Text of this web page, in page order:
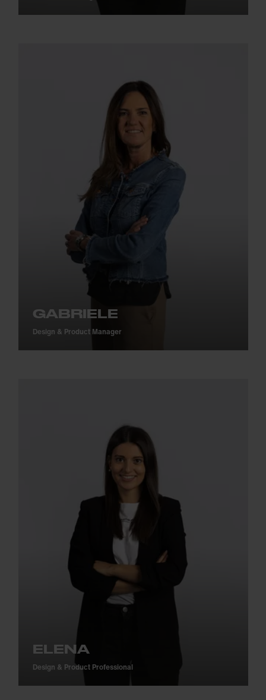
GABRIELE
Design & Product Manager
ELENA
Design & Product Professional